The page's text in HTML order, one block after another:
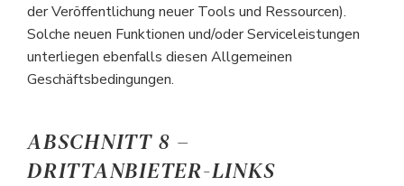
der Veröffentlichung neuer Tools und Ressourcen).
Solche neuen Funktionen und/oder Serviceleistungen
unterliegen ebenfalls diesen Allgemeinen
Geschäftsbedingungen.
ABSCHNITT 8 –
DRITTANBIETER-LINKS